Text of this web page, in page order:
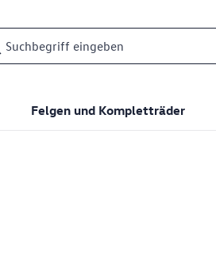
Felgen und Kompletträder